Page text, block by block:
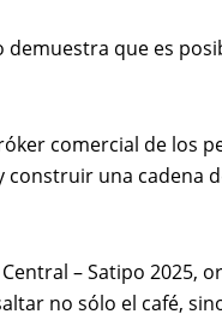
que es
comercial de los
una cadena
– Satipo 2025,
no sólo el café,